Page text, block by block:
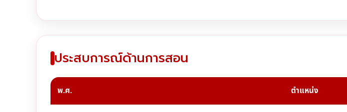
ประสบการณ์ด้านการสอน
พ.ศ. ตำแหน่ง